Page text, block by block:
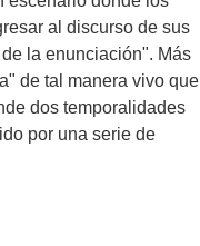
al discurso de sus
la enunciación". Más
de tal manera vivo que
dos temporalidades
por una serie de